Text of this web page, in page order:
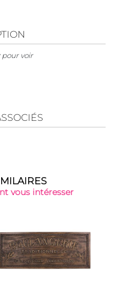
pour voir
vous intéresser